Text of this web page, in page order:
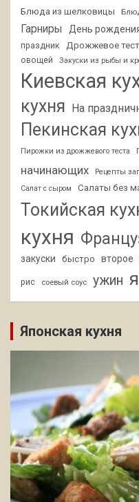
Блюда из шелковицы
Гарниры День
праздник
Дрожжевое
овощей
Закуски из рыбы и
Киевская
кухня На
Пекинская
Пирожки из дрожжевого теста
начинающих
Рецепты
Салат с сыром Салаты без
Токийская
кухня
закуски
быстро второе
рис соевый соус ужин
Японская кухня